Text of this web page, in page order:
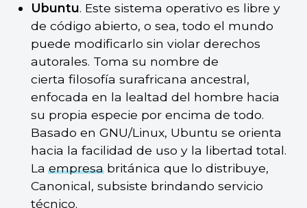
Ubuntu. Este sistema operativo es libre y
de código abierto, o sea, todo el mundo
puede modificarlo sin violar derechos
autorales. Toma su nombre de
cierta filosofía surafricana ancestral,
enfocada en la lealtad del hombre hacia
su propia especie por encima de todo.
Basado en GNU/Linux, Ubuntu se orienta
hacia la facilidad de uso y la libertad total.
Laempresabritánica que lo distribuye,
Canonical, subsiste brindando servicio
técnico.